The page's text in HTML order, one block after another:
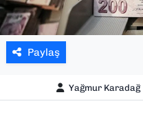
Paylaş
Yağmur Karadağ